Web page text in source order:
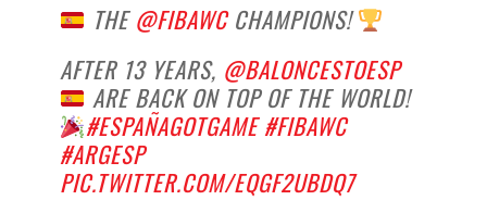
THE@FIBAWCCHAMPIONS!
AFTER 13 YEARS, @BALONCESTOESP
ARE BACK ON TOP OF THE WORLD!
#ESPAÑAGOTGAME #FIBAWC
#ARGESP
PIC.TWITTER.COM/EQGF2UBDQ7